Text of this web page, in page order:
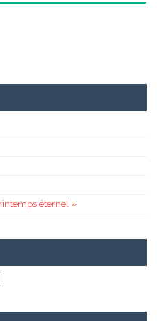
éternel »